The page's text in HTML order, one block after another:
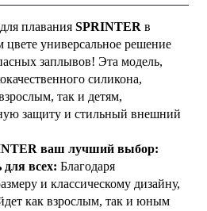
плавания SPRINTER в
цвете универсальное решение
заплывов! Эта модель,
силикона,
так и детям,
защиту и стильный внешний
ваш лучший выбор:
для всех: Благодаря
и классическому дизайну,
как взрослым, так и юным